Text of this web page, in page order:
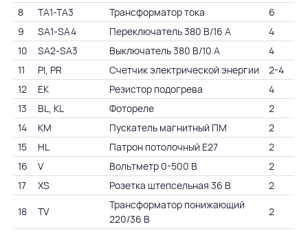
8 TA1-TA3 Трансформатор тока
6
9
SA1-SA4 Переключатель 380 В/16 А
4
10
SA2-SA3 Выключатель 380 В/10 А
4
11
PI, PR Счетчик электрической энергии
2-4
12
EK Резистор подогрева
4
13
BL, KL Фотореле
2
14
KM Пускатель магнитный ПМ
2
15
HL Патрон потолочный Е27
2
16
V Вольтметр 0-500 В
2
17
XS Розетка штепсельная 36 В
2
18
TV
Трансформатор понижающий
220/36 В
2